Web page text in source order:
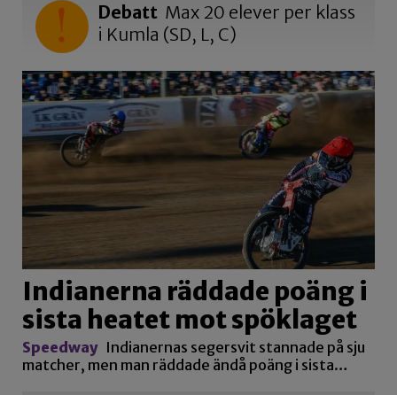
Debatt Max 20 elever per klass
i Kumla (SD, L, C)
Indianerna räddade poäng i
sista heatet mot spöklaget
Speedway Indianernas segersvit stannade på sju
matcher, men man räddade ändå poäng i sista…